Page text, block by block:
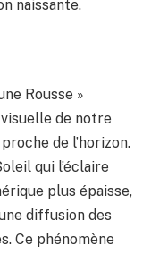
naissante.
Rousse »
de notre
de l’horizon.
qui l’éclaire
plus épaisse,
diffusion des
Ce phénomène